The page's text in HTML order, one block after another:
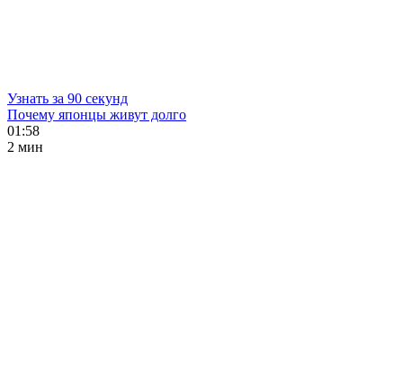
Узнать за 90 секунд
Почему японцы живут долго
01:58
2 мин